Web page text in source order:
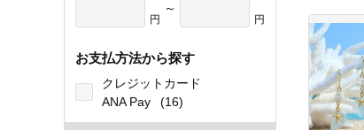
円
～
円
お支払方法から探す
クレジットカード
ANA Pay
(16)